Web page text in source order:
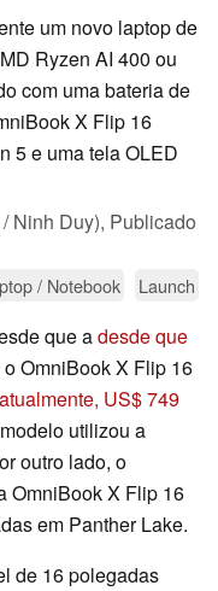
um novo laptop de
Ryzen AI 400 ou
com uma bateria de
X Flip 16
5 e uma tela OLED
Ninh Duy), Publicado
/ Notebook Launch
que adesde que
OmniBook X Flip 16
US$ 749
utilizou a
outro lado, o
OmniBook X Flip 16
em Panther Lake.
de 16 polegadas